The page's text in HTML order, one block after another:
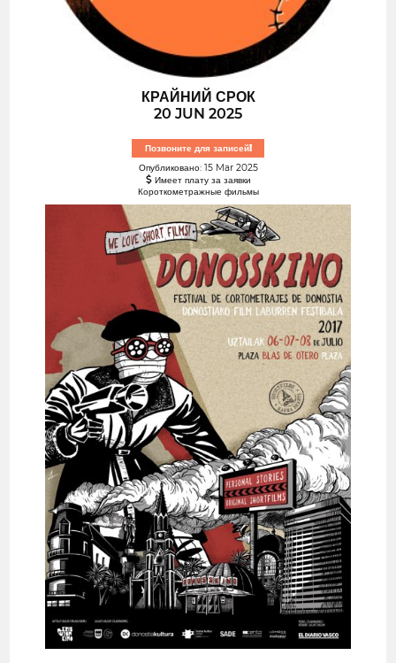
КРАЙНИЙ СРОК
20 JUN 2025
Позвоните для записей!
Опубликовано: 15 Mar 2025
Имеет плату за заявки
Короткометражные фильмы